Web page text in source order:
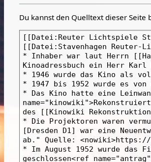
Du kannst den Quelltext dieser Seite